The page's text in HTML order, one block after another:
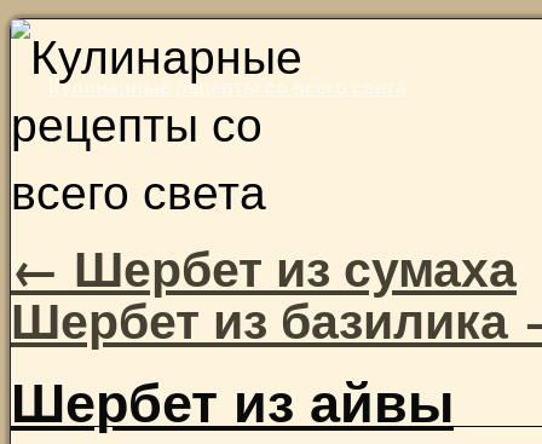
Кулинарные рецепты со всего света
Skip
content
← Шербет из сумаха
Шербет из базилика
Шербет из айвы